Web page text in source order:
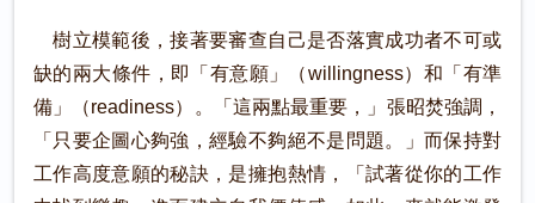
樹立模範後，接著要審查自己是否落實成功者不可或
缺的兩大條件，即「有意願」（willingness）和「有準
備」（readiness）。「這兩點最重要，」張昭焚強調，
「只要企圖心夠強，經驗不夠絕不是問題。」而保持對
工作高度意願的秘訣，是擁抱熱情，「試著從你的工作